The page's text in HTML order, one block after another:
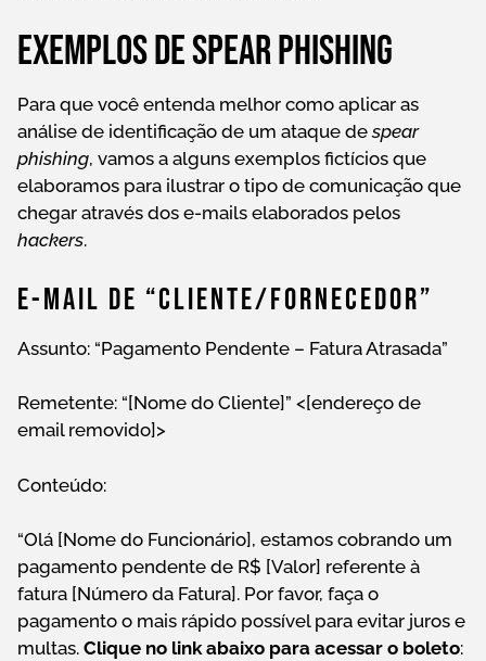
Exemplos de spear phishing
Para que você entenda melhor como aplicar as
análise de identificação de um ataque despear
phishing, vamos a alguns exemplos fictícios que
elaboramos para ilustrar o tipo de comunicação que
chegar através dos e-mails elaborados pelos
hackers.
E-Mail De “cliente/fornecedor”
Assunto: “Pagamento Pendente – Fatura Atrasada”
Remetente: “[Nome do Cliente]” <[endereço de
email removido]>
Conteúdo:
“Olá [Nome do Funcionário], estamos cobrando um
pagamento pendente de R$ [Valor] referente à
fatura [Número da Fatura]. Por favor, faça o
pagamento o mais rápido possível para evitar juros e
multas. Clique no link abaixo para acessar o boleto: